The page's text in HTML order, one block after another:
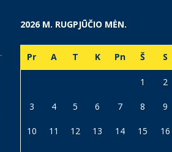
2026 M. RUGPJŪČIO MĖN.
Pr A T K Pn Š S
1 2
3 4 5 6 7 8 9
10 11 12 13 14 15 16